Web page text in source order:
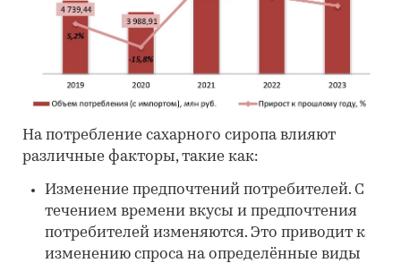
На потребление сахарного сиропа влияют
различные факторы, такие как:
Изменение предпочтений потребителей. С
течением времени вкусы и предпочтения
потребителей изменяются. Это приводит к
изменению спроса на определённые виды